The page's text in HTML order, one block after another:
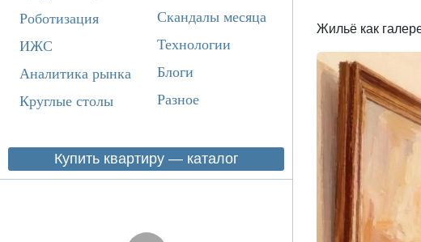
Роботизация
ИЖС
Аналитика рынка
Круглые столы
Скандалы месяца
Технологии
Блоги
Разное
Купить квартиру — каталог
Жильё как